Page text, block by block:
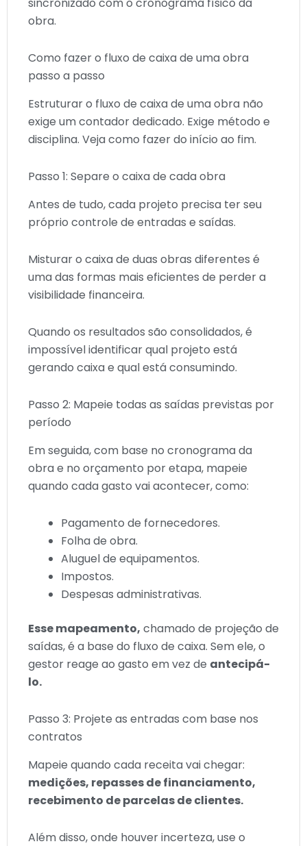
sincronizado com o cronograma físico da
obra.
Como fazer o fluxo de caixa de uma obra
passo a passo
Estruturar o fluxo de caixa de uma obra não
exige um contador dedicado. Exige método e
disciplina. Veja como fazer do início ao fim.
Passo 1: Separe o caixa de cada obra
Antes de tudo, cada projeto precisa ter seu
próprio controle de entradas e saídas.
Misturar o caixa de duas obras diferentes é
uma das formas mais eficientes de perder a
visibilidade financeira.
Quando os resultados são consolidados, é
impossível identificar qual projeto está
gerando caixa e qual está consumindo.
Passo 2: Mapeie todas as saídas previstas por
período
Em seguida, com base no cronograma da
obra e no orçamento por etapa, mapeie
quando cada gasto vai acontecer, como:
Pagamento de fornecedores.
Folha de obra.
Aluguel de equipamentos.
Impostos.
Despesas administrativas.
Esse mapeamento, chamado de projeção de
saídas, é a base do fluxo de caixa. Sem ele, o
gestor reage ao gasto em vez de antecipá-
lo.
Passo 3: Projete as entradas com base nos
contratos
Mapeie quando cada receita vai chegar:
medições, repasses de financiamento,
recebimento de parcelas de clientes.
Além disso, onde houver incerteza, use o